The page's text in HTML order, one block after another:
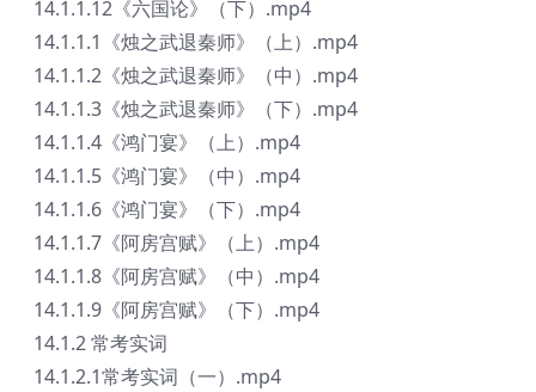
14.1.1.12《六国论》（下）.mp4
14.1.1.1《烛之武退秦师》（上）.mp4
14.1.1.2《烛之武退秦师》（中）.mp4
14.1.1.3《烛之武退秦师》（下）.mp4
14.1.1.4《鸿门宴》（上）.mp4
14.1.1.5《鸿门宴》（中）.mp4
14.1.1.6《鸿门宴》（下）.mp4
14.1.1.7《阿房宫赋》（上）.mp4
14.1.1.8《阿房宫赋》（中）.mp4
14.1.1.9《阿房宫赋》（下）.mp4
14.1.2 常考实词
14.1.2.1常考实词（一）.mp4